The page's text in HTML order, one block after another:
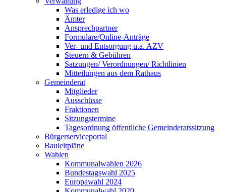
Was erledige ich wo
Ämter
Ansprechpartner
Formulare/Online-Anträge
Ver- und Entsorgung u.a. AZV
Steuern & Gebühren
Satzungen/ Verordnungen/ Richtlinien
Mitteilungen aus dem Rathaus
Gemeinderat
Mitglieder
Ausschüsse
Fraktionen
Sitzungstermine
Tagesordnung öffentliche Gemeinderatssitzung
Bürgerserviceportal
Bauleitpläne
Wahlen
Kommunalwahlen 2026
Bundestagswahl 2025
Europawahl 2024